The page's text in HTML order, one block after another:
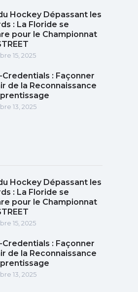
Hockey Dépassant les
: La Floride se
pour le Championnat
15, 2025
Credentials : Façonner
de la Reconnaissance
13, 2025
Hockey Dépassant les
: La Floride se
pour le Championnat
15, 2025
Credentials : Façonner
de la Reconnaissance
13, 2025